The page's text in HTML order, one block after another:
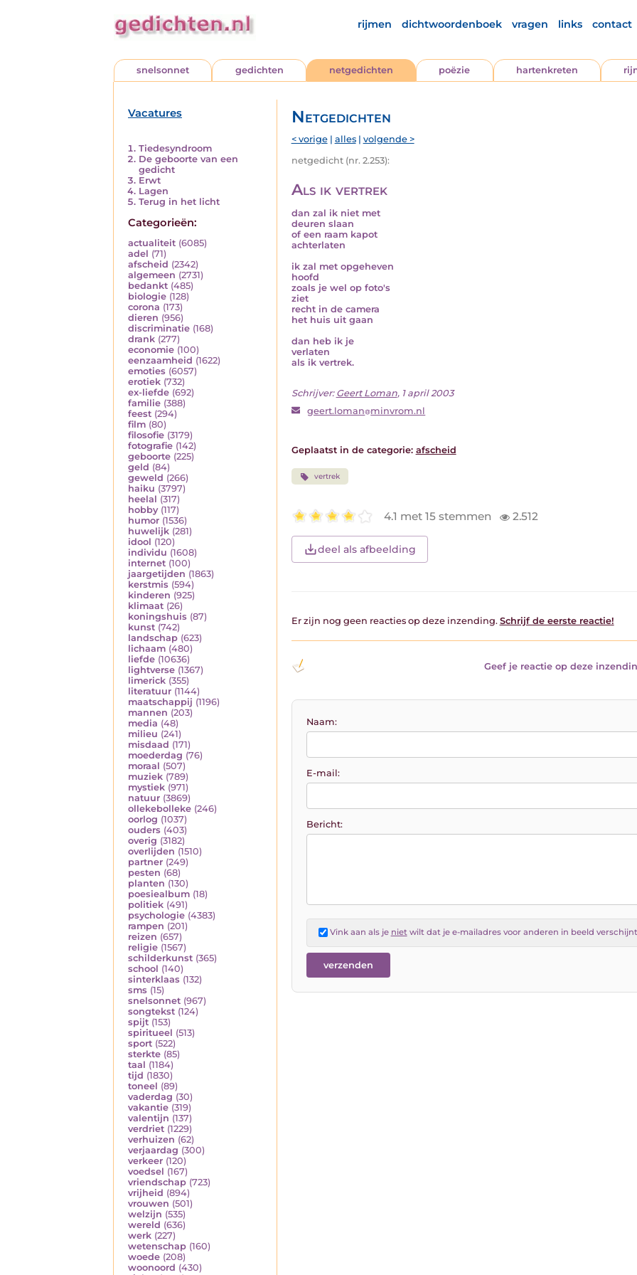
rijmen dichtwoordenboek vragen links contact
snelsonnet gedichten netgedichten poëzie hartenkreten
Vacatures
Tiedesyndroom
De geboorte van een
gedicht
Erwt
Lagen
Terug in het licht
Categorieën:
actualiteit (6085)
adel (71)
afscheid (2342)
algemeen (2731)
bedankt (485)
biologie (128)
corona (173)
dieren (956)
discriminatie (168)
drank (277)
economie (100)
eenzaamheid (1622)
emoties (6057)
erotiek (732)
ex-liefde (692)
familie (388)
feest (294)
film (80)
filosofie (3179)
fotografie (142)
geboorte (225)
geld (84)
geweld (266)
haiku (3797)
heelal (317)
hobby (117)
humor (1536)
huwelijk (281)
idool (120)
individu (1608)
internet (100)
jaargetijden (1863)
kerstmis (594)
kinderen (925)
klimaat (26)
koningshuis (87)
kunst (742)
landschap (623)
lichaam (480)
liefde (10636)
lightverse (1367)
limerick (355)
literatuur (1144)
maatschappij (1196)
mannen (203)
media (48)
milieu (241)
misdaad (171)
moederdag (76)
moraal (507)
muziek (789)
mystiek (971)
natuur (3869)
ollekebolleke (246)
oorlog (1037)
ouders (403)
overig (3182)
overlijden (1510)
partner (249)
pesten (68)
planten (130)
poesiealbum (18)
politiek (491)
psychologie (4383)
rampen (201)
reizen (657)
religie (1567)
schilderkunst (365)
school (140)
sinterklaas (132)
sms (15)
snelsonnet (967)
songtekst (124)
spijt (153)
spiritueel (513)
sport (522)
sterkte (85)
taal (1184)
tijd (1830)
toneel (89)
vaderdag (30)
vakantie (319)
valentijn (137)
verdriet (1229)
verhuizen (62)
verjaardag (300)
verkeer (120)
voedsel (167)
vriendschap (723)
vrijheid (894)
vrouwen (501)
welzijn (535)
wereld (636)
werk (227)
wetenschap (160)
woede (208)
woonoord (430)
Netgedichten
< vorige| alles| volgende >
netgedicht (nr. 2.253):
Als ik vertrek
dan zal ik niet met
deuren slaan
of een raam kapot
achterlaten
ik zal met opgeheven
hoofd
zoals je wel op foto's
ziet
recht in de camera
het huis uit gaan
dan heb ik je
verlaten
als ik vertrek.
Schrijver: Geert Loman, 1 april 2003
geert.loman minvrom.nl
Geplaatst in de categorie: afscheid
vertrek
4.1 met 15 stemmen 2.512
deel als afbeelding
Er zijn nog geen reacties op deze inzending. Schrijf de eerste reactie!
Geef je reactie op deze
Naam:
E-mail:
Bericht:
Vink aan als je nietwilt dat je e-mailadres voor anderen in beeld verschijnt